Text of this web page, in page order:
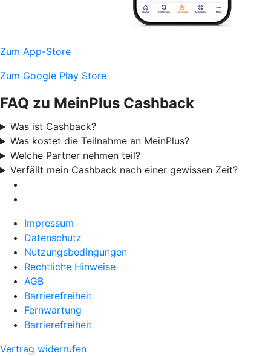
Zum App-Store
Zum Google Play Store
FAQ zu MeinPlus Cashback
Was ist Cashback?
Was kostet die Teilnahme an MeinPlus?
Welche Partner nehmen teil?
Verfällt mein Cashback nach einer gewissen Zeit?
Impressum
Datenschutz
Nutzungsbedingungen
Rechtliche Hinweise
AGB
Barrierefreiheit
Fernwartung
Barrierefreiheit
Vertrag widerrufen